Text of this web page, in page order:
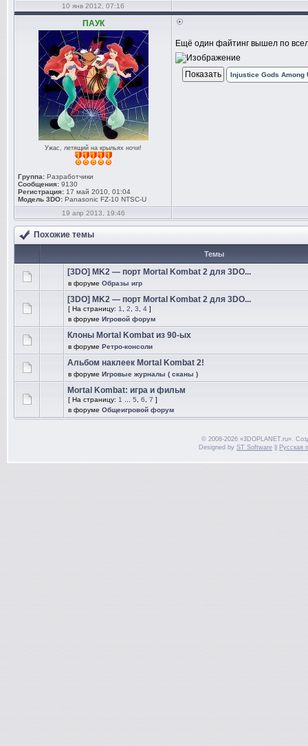
10 янв 2012, 07:16
ПАУК
Ужас, летящий на крыльях ночи!
Группа: Разработчики
Сообщения: 9130
Регистрация: 17 май 2010, 01:04
Модель 3DO: Panasonic FZ-10 NTSC-U
Ещё один файтинг вышел по
Injustice Gods Among
19 апр 2013, 19:46
Похожие темы
Темы
[3DO] MK2 — порт Mortal Kombat 2 для 3DO...
в форуме Образы игр
[3DO] MK2 — порт Mortal Kombat 2 для 3DO...
[ На страницу: 1 2 3 4 ]
в форуме Игровой форум
Клоны Mortal Kombat из 90-ых
в форуме Ретро-консоли
Альбом наклеек Mortal Kombat 2!
в форуме Игровые журналы ( сканы )
Mortal Kombat: игра и фильм
[ На страницу: 1 5 6 7 ]
в форуме Общеигровой форум
© 2008-2026 «3DOPLANET.ru».
Designed by ST Software Русская